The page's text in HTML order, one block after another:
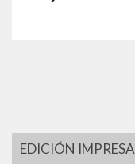
EDICIÓN IMPRESA